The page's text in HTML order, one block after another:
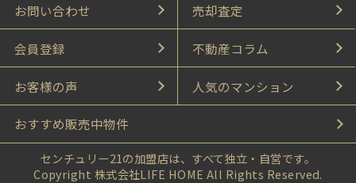
お問い合わせ 売却査定
会員登録 不動産コラム
お客様の声 人気のマンション
おすすめ販売中物件
センチュリー21の加盟店は、すべて独立・自営です。
Copyright 株式会社LIFE HOME All Rights Reserved.